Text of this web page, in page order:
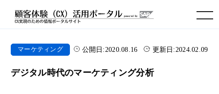
toggle navigation
マーケティング 公開日:2020.08.16 更新日:2024.02.09
デジタル時代のマーケティング分析